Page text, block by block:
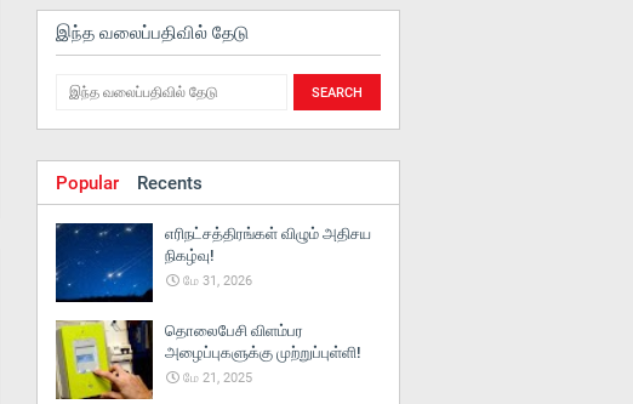
இந்த வலைப்பதிவில் தேடு
Popular Recents
எரிநட்சத்திரங்கள் விழும் அதிசய
நிகழ்வு!
மே 31, 2026
தொலைபேசி விளம்பர
அழைப்புகளுக்கு முற்றுப்புள்ளி!
மே 21, 2025